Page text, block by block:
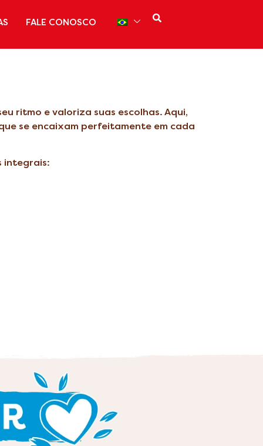
FALE CONOSCO
ritmo e valoriza suas escolhas. Aqui,
se encaixam perfeitamente em cada
integrais: